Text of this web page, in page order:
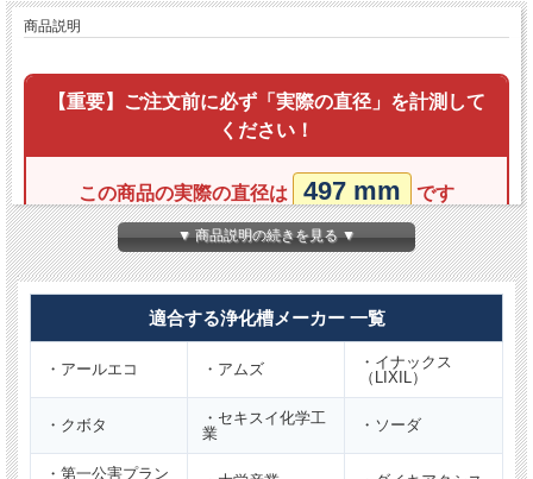
商品説明
【重要】ご注文前に必ず「実際の直径」を計測して
ください！
この商品の実際の直径は 497 mm です
【規格表記（Φ450）だけで適合判断はできません】
古いマンホール蓋は、同じ規格表示であってもメーカーや
サイズが統一されていない時期
がありました。
トラブル防止のため、表記だけで判断せず、必ず現在ご使
用中の蓋の「実際の直径（mm）」を計測してください。
商品説明
▼ 商品説明の続きを見る ▼
適合する浄化槽メーカー 一覧
・アールエコ ・アムズ
・イナックス
（LIXIL）
・クボタ
・セキスイ化学工
業
・ソーダ
・第一公害プラン